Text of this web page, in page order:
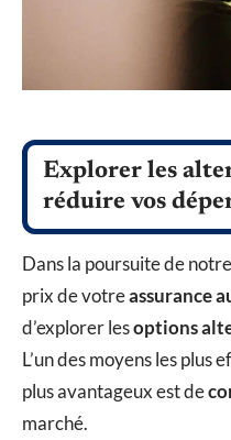
Explorer les
réduire vos
Dans la poursuite de
prix de votreassurance
d’explorer lesoptions
L’un des moyens les
plus avantageux est de
marché.